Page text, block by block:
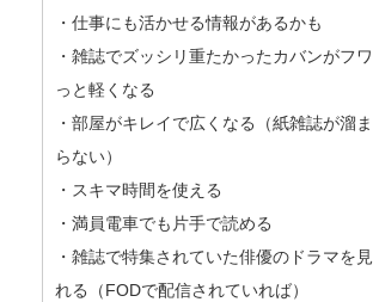
・仕事にも活かせる情報があるかも
・雑誌でズッシリ重たかったカバンがフワ
っと軽くなる
・部屋がキレイで広くなる（紙雑誌が溜ま
らない）
・スキマ時間を使える
・満員電車でも片手で読める
・雑誌で特集されていた俳優のドラマを見
れる（FODで配信されていれば）